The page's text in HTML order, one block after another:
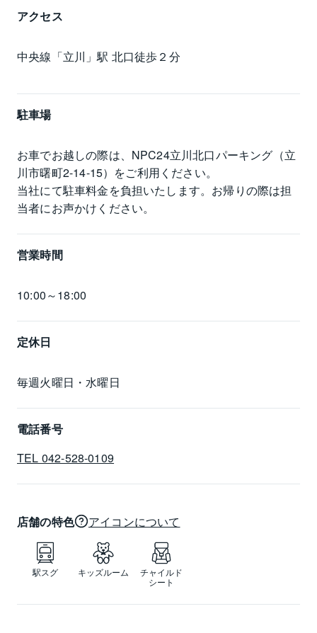
アクセス
中央線「立川」駅 北口徒歩２分
駐車場
お車でお越しの際は、NPC24立川北口パーキング（立
川市曙町2-14-15）をご利用ください。
当社にて駐車料金を負担いたします。お帰りの際は担
当者にお声かけください。
営業時間
10:00～18:00
定休日
毎週火曜日・水曜日
電話番号
TEL 042-528-0109
店舗の特色 アイコンについて
駅スグ キッズルーム
チャイルド
シート